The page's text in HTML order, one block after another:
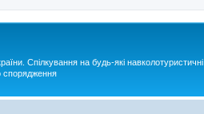
Спілкування на будь-які навколотуристичні
спорядження